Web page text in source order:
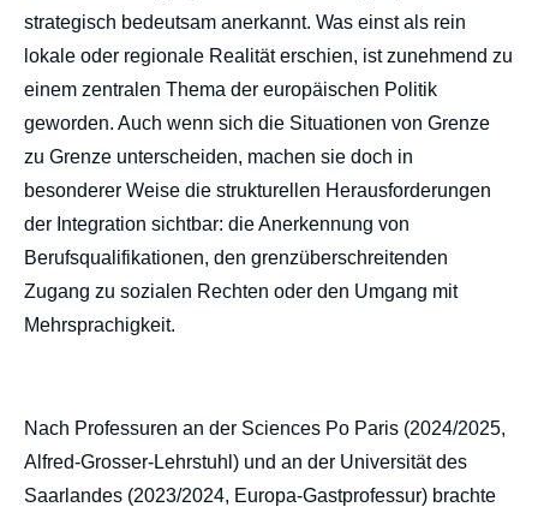
strategisch bedeutsam anerkannt. Was einst als rein
lokale oder regionale Realität erschien, ist zunehmend zu
einem zentralen Thema der europäischen Politik
geworden. Auch wenn sich die Situationen von Grenze
zu Grenze unterscheiden, machen sie doch in
besonderer Weise die strukturellen Herausforderungen
der Integration sichtbar: die Anerkennung von
Berufsqualifikationen, den grenzüberschreitenden
Zugang zu sozialen Rechten oder den Umgang mit
Mehrsprachigkeit.
Nach Professuren an der Sciences Po Paris (2024/2025,
Alfred-Grosser-Lehrstuhl) und an der Universität des
Saarlandes (2023/2024, Europa-Gastprofessur) brachte